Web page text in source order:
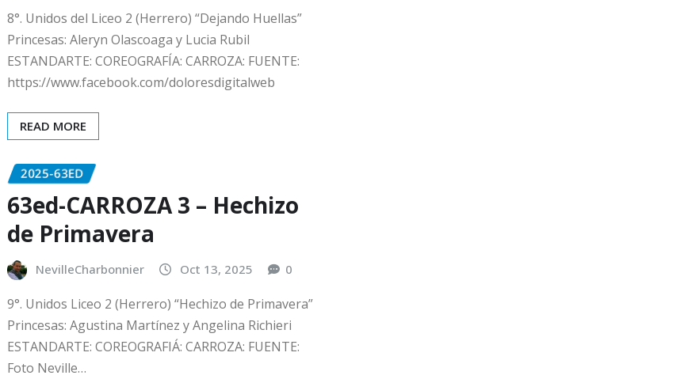
8°. Unidos del Liceo 2 (Herrero) “Dejando Huellas”
Princesas: Aleryn Olascoaga y Lucia Rubil
ESTANDARTE: COREOGRAFÍA: CARROZA: FUENTE:
https://www.facebook.com/doloresdigitalweb
READ MORE
2025-63ED
63ed-CARROZA 3 – Hechizo
de Primavera
NevilleCharbonnier Oct 13, 2025 0
9°. Unidos Liceo 2 (Herrero) “Hechizo de Primavera”
Princesas: Agustina Martínez y Angelina Richieri
ESTANDARTE: COREOGRAFIÁ: CARROZA: FUENTE:
Foto Neville…